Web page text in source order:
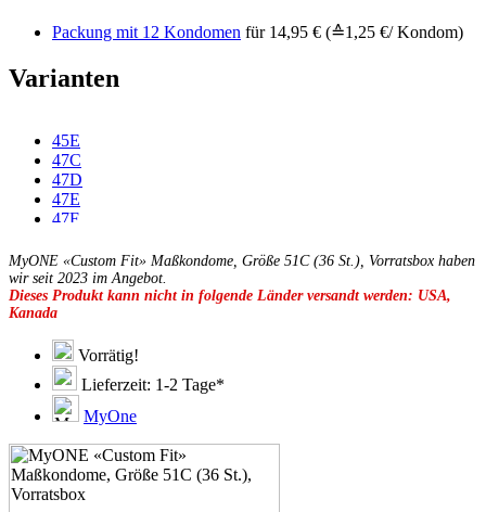
Packung mit 12 Kondomen für 14,95 € (≙1,25 €/ Kondom)
Varianten
45E
47C
47D
47E
47F
49D
49E
49F
49G
51D
51E
51F
51G
51H
53D
53E
53F
MyONE «Custom Fit» Maßkondome, Größe 51C (36 St.), Vorratsbox haben
wir seit 2023 im Angebot.
Dieses Produkt kann nicht in folgende Länder versandt werden: USA,
Kanada
Vorrätig!
Lieferzeit: 1-2 Tage*
MyOne